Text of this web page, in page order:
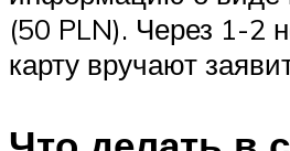
(50 PLN). Через 1-2
карту вручают